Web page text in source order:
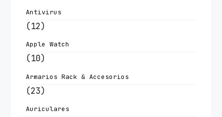
Antivirus
(12)
Apple Watch
(10)
Armarios Rack & Accesorios
(23)
Auriculares